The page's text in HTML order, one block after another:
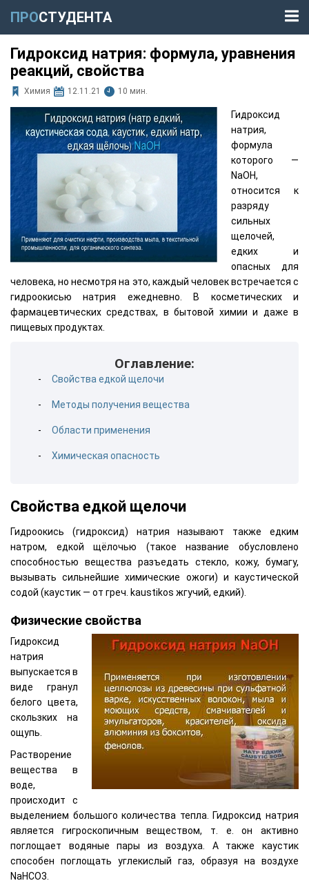
ПРОСТУДЕНТА
Гидроксид натрия: формула, уравнения
реакций, свойства
Химия 12.11.21 10 мин.
Гидроксид
натрия,
формула
которого —
NaOH,
относится к
разряду
сильных
щелочей,
едких и
опасных для
человека, но несмотря на это, каждый человек встречается с
гидроокисью натрия ежедневно. В косметических и
фармацевтических средствах, в бытовой химии и даже в
пищевых продуктах.
Оглавление:
Свойства едкой щелочи
Методы получения вещества
Области применения
Химическая опасность
Свойства едкой щелочи
Гидроокись (гидроксид) натрия называют также едким
натром, едкой щёлочью (такое название обусловлено
способностью вещества разъедать стекло, кожу, бумагу,
вызывать сильнейшие химические ожоги) и каустической
содой (каустик — от греч. kaustikos жгучий, едкий).
Физические свойства
Гидроксид
натрия
выпускается в
виде гранул
белого цвета,
скользких на
ощупь.
Растворение
вещества в
воде,
происходит с
выделением большого количества тепла. Гидроксид натрия
является гигроскопичным веществом, т. е. он активно
поглощает водяные пары из воздуха. А также каустик
способен поглощать углекислый газ, образуя на воздухе
NaНCO3.